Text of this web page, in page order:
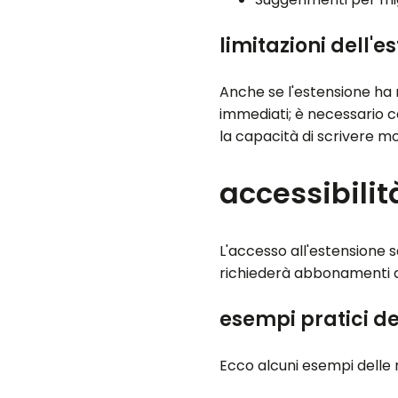
limitazioni
Anche se l'estensione
immediati; è necessario
la capacità di scrivere
L'accesso all'estensione
richiederà abbonamenti
esempi pratici
Ecco alcuni esempi